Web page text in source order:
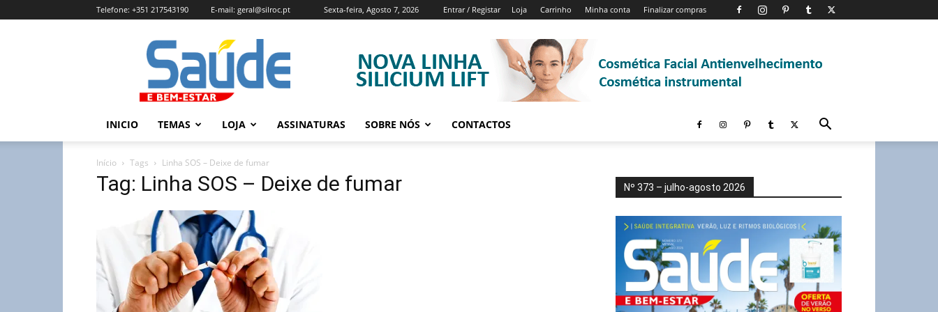
Sexta-feira, Agosto 7, 2026 Entrar / Registar Loja Carrinho Minha conta Finalizar compras
Telefone: +351 217543190 E-mail: geral@silroc.pt
Revista
Saúde
e
Bem
Estar
Edição
INICIO TEMAS LOJA ASSINATURAS SOBRE NÓS CONTACTOS
Início Tags Linha SOS – Deixe de fumar
Tag: Linha SOS – Deixe de fumar Nº 373 – julho-agosto 2026